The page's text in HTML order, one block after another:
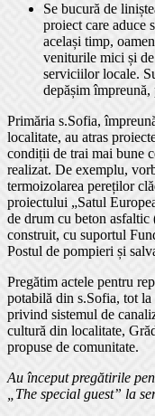
Se bucură de
proiect care aduce
același timp,
veniturile mici și
serviciilor locale.
depășim
Primăria s.Sofia,
localitate, au atras
condiții de trai mai bune
realizat. De exemplu,
termoizolarea pereților
proiectului „Satul
de drum cu beton asfaltic
construit, cu suportul
Postul de pompieri și
Pregătim actele pentru
potabilă din s.Sofia, tot la
privind sistemul de
cultură din localitate,
propuse de comunitate.
Au început pregătirile
„The special guest” la